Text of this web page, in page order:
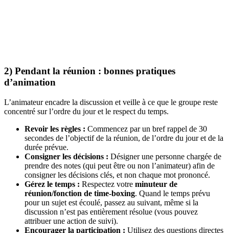
2) Pendant la réunion : bonnes pratiques
d’animation
L’animateur encadre la discussion et veille à ce que le groupe reste
concentré sur l’ordre du jour et le respect du temps.
Revoir les règles : Commencez par un bref rappel de 30
secondes de l’objectif de la réunion, de l’ordre du jour et de la
durée prévue.
Consigner les décisions : Désigner une personne chargée de
prendre des notes (qui peut être ou non l’animateur) afin de
consigner les décisions clés, et non chaque mot prononcé.
Gérez le temps : Respectez votre minuteur de
réunion/fonction de time-boxing. Quand le temps prévu
pour un sujet est écoulé, passez au suivant, même si la
discussion n’est pas entièrement résolue (vous pouvez
attribuer une action de suivi).
Encourager la participation : Utilisez des questions directes